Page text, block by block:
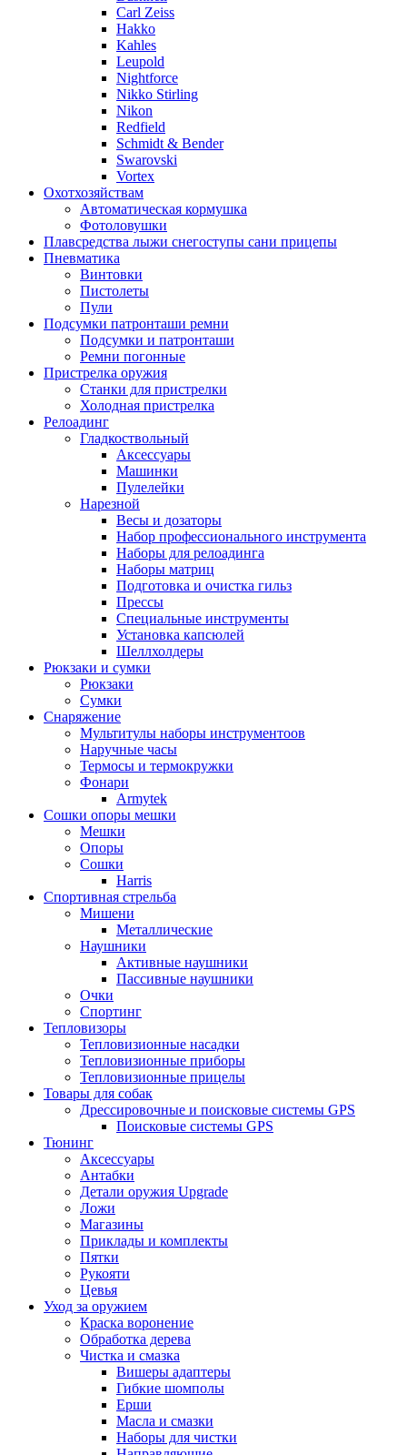
Carl Zeiss
Hakko
Kahles
Leupold
Nightforce
Nikko Stirling
Nikon
Redfield
Schmidt & Bender
Swarovski
Vortex
Охотхозяйствам
Автоматическая кормушка
Фотоловушки
Плавсредства лыжи снегоступы сани прицепы
Пневматика
Винтовки
Пистолеты
Пули
Подсумки патронташи ремни
Подсумки и патронташи
Ремни погонные
Пристрелка оружия
Станки для пристрелки
Холодная пристрелка
Релоадинг
Гладкоствольный
Аксессуары
Машинки
Пулелейки
Нарезной
Весы и дозаторы
Набор профессионального инструмента
Наборы для релоадинга
Наборы матриц
Подготовка и очистка гильз
Прессы
Специальные инструменты
Установка капсюлей
Шеллхолдеры
Рюкзаки и сумки
Рюкзаки
Сумки
Снаряжение
Мультитулы наборы инструментоов
Наручные часы
Термосы и термокружки
Фонари
Armytek
Сошки опоры мешки
Мешки
Опоры
Сошки
Harris
Спортивная стрельба
Мишени
Металлические
Наушники
Активные наушники
Пассивные наушники
Очки
Спортинг
Тепловизоры
Тепловизионные насадки
Тепловизионные приборы
Тепловизионные прицелы
Товары для собак
Дрессировочные и поисковые системы GPS
Поисковые системы GPS
Тюнинг
Аксессуары
Антабки
Детали оружия Upgrade
Ложи
Магазины
Приклады и комплекты
Пятки
Рукояти
Цевья
Уход за оружием
Краска воронение
Обработка дерева
Чистка и смазка
Вишеры адаптеры
Гибкие шомполы
Ерши
Масла и смазки
Наборы для чистки